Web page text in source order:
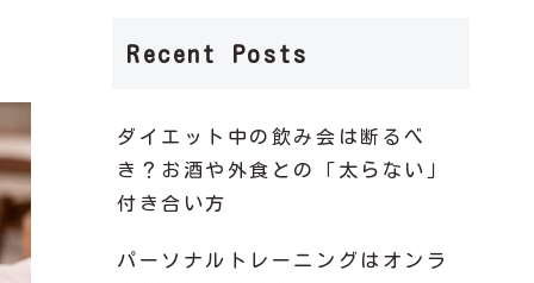
Recent Posts
ダイエット中の飲み会は断るべ
き？お酒や外食との「太らない」
付き合い方
パーソナルトレーニングはオンラ